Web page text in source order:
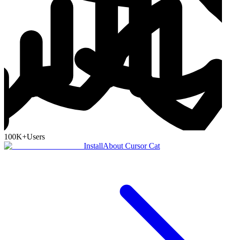
100K+Users
InstallAbout Cursor Cat